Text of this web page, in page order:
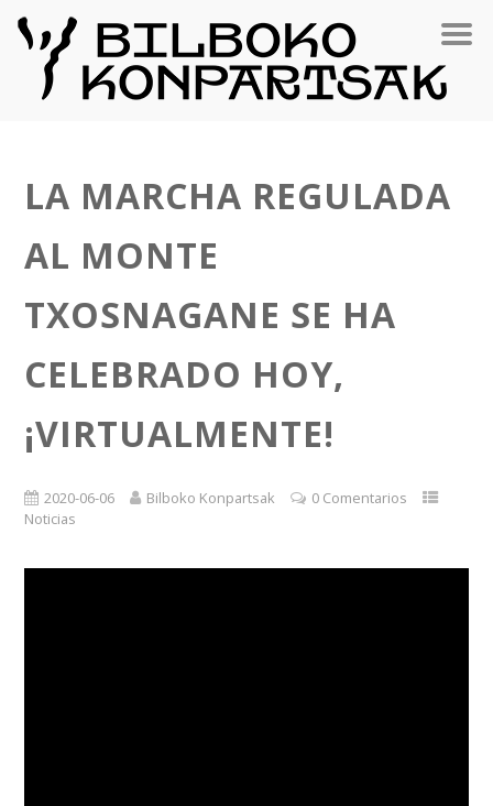
LA MARCHA REGULADA
AL MONTE
TXOSNAGANE SE HA
CELEBRADO HOY,
¡VIRTUALMENTE!
2020-06-06 Bilboko Konpartsak
0 Comentarios
Noticias